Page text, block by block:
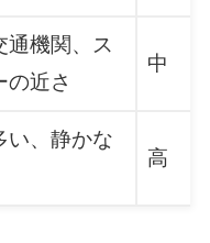
通機関、ス
の近さ
中
い、静かな
高